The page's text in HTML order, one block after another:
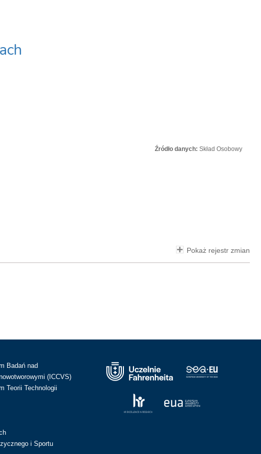
Źródło danych: Skład Osobowy
Pokaż rejestr zmian
Badań nad
(ICCVS)
Teorii Technologii
i Sportu